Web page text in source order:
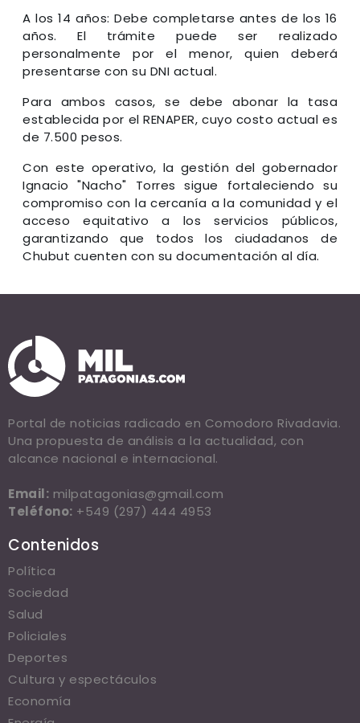
A los 14 años: Debe completarse antes de los 16
años. El trámite puede ser realizado
personalmente por el menor, quien deberá
presentarse con su DNI actual.
Para ambos casos, se debe abonar la tasa
establecida por el RENAPER, cuyo costo actual es
de 7.500 pesos.
Con este operativo, la gestión del gobernador
Ignacio "Nacho" Torres sigue fortaleciendo su
compromiso con la cercanía a la comunidad y el
acceso equitativo a los servicios públicos,
garantizando que todos los ciudadanos de
Chubut cuenten con su documentación al día.
Portal de noticias radicado en Comodoro Rivadavia.
Una propuesta de análisis a la actualidad, con
alcance nacional e internacional.
Email: milpatagonias@gmail.com
Teléfono: +549 (297) 444 4953
Contenidos
Política
Sociedad
Salud
Policiales
Deportes
Cultura y espectáculos
Economía